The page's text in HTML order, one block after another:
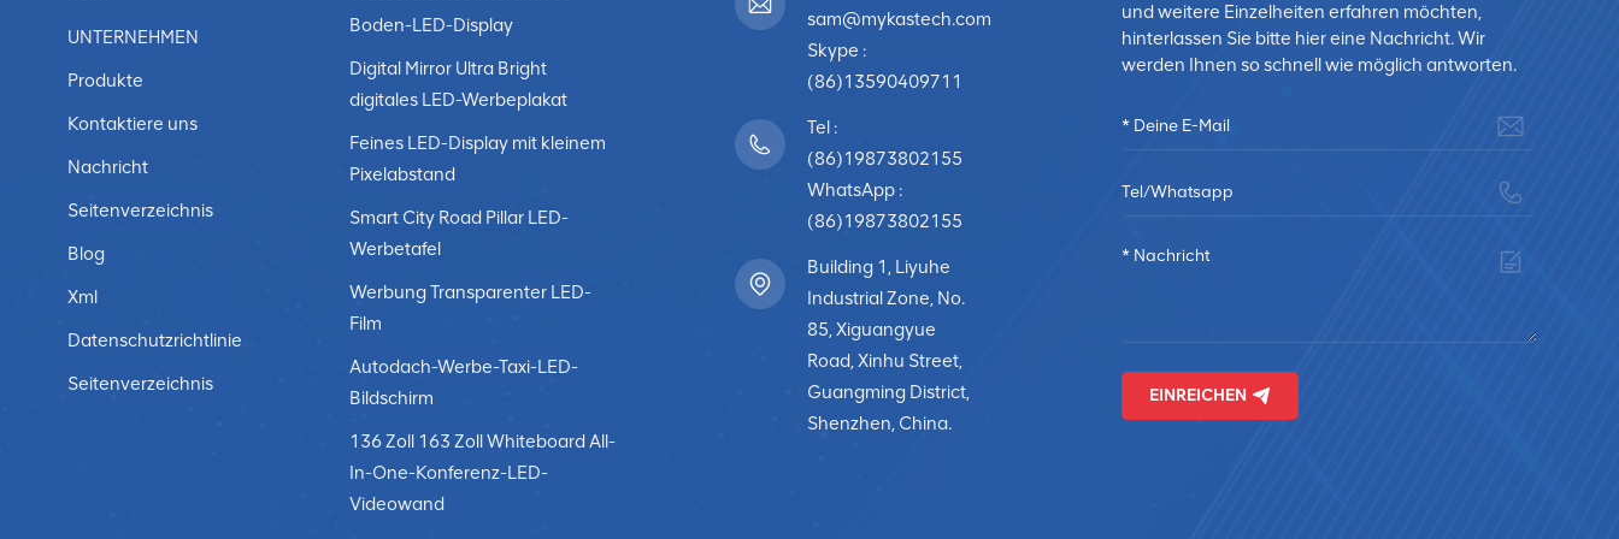
UNTERNEHMEN
Produkte
Kontaktiere uns
Nachricht
Seitenverzeichnis
Blog
Xml
Datenschutzrichtlinie
Seitenverzeichnis
Boden-LED-Display
Digital Mirror Ultra Bright
digitales LED-Werbeplakat
Feines LED-Display mit kleinem
Pixelabstand
Smart City Road Pillar LED-
Werbetafel
Werbung Transparenter LED-
Film
Autodach-Werbe-Taxi-LED-
Bildschirm
136 Zoll 163 Zoll Whiteboard All-
In-One-Konferenz-LED-
Videowand
sam@mykastech.com
Skype :
(86)13590409711
Tel :
(86)19873802155
WhatsApp :
(86)19873802155
Building 1, Liyuhe
Industrial Zone, No.
85, Xiguangyue
Road, Xinhu Street,
Guangming District,
Shenzhen, China.
und weitere Einzelheiten erfahren möchten,
hinterlassen Sie bitte hier eine Nachricht. Wir
werden Ihnen so schnell wie möglich antworten.
EINREICHEN